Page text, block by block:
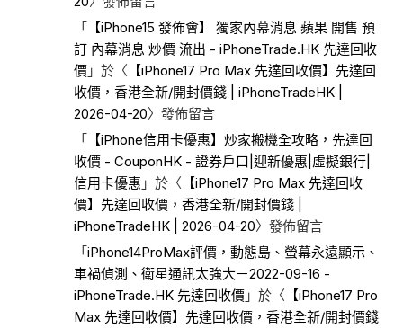
「
【iPhone15 發佈會】 獨家內幕消息 蘋果 開售 預
訂 內幕消息 炒價 流出 - iPhoneTrade.HK 先達回收
價 」於〈 【iPhone17 Pro Max 先達回收價】先達回
收價，香港全新/開封價錢 | iPhoneTradeHK |
2026-04-20〉發佈留言
「
【iPhone信用卡優惠】炒家搬機全攻略，先達回
收價 - CouponHK - 證券戶口|迎新優惠|虛擬銀行|
信用卡優惠 」於〈 【iPhone17 Pro Max 先達回收
價】先達回收價，香港全新/開封價錢 |
iPhoneTradeHK | 2026-04-20〉發佈留言
「iPhone14ProMax評價，動態島、螢幕永遠顯示、
車禍偵測、衛星通訊太強大－2022-09-16 -
iPhoneTrade.HK 先達回收價 」於〈 【iPhone17 Pro
Max 先達回收價】先達回收價，香港全新/開封價錢